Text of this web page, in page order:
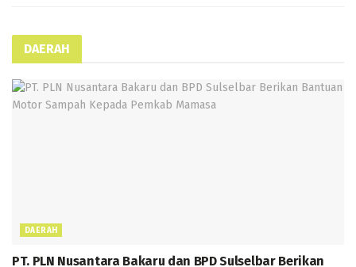
DAERAH
DAERAH
PT. PLN Nusantara Bakaru dan BPD Sulselbar Berikan